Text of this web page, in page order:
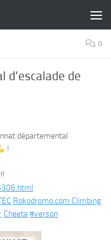
0
d’escalade de
départemental
!
Rokodromo.com Climbing
Cheeta#verson